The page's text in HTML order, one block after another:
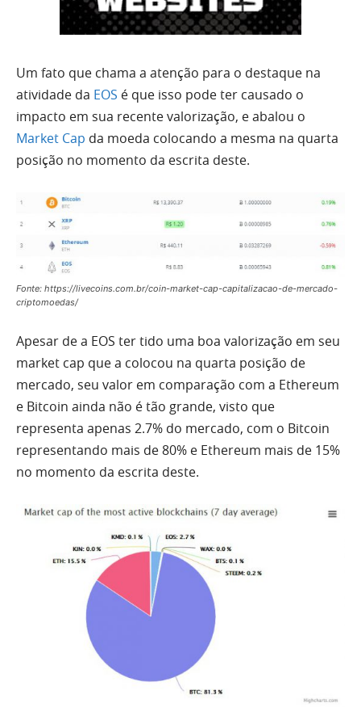
Um fato que chama a atenção para o destaque na
atividade da EOS é que isso pode ter causado o
impacto em sua recente valorização, e abalou o
Market Cap da moeda colocando a mesma na quarta
posição no momento da escrita deste.
Fonte: https://livecoins.com.br/coin-market-cap-capitalizacao-de-mercado-
criptomoedas/
Apesar de a EOS ter tido uma boa valorização em seu
market cap que a colocou na quarta posição de
mercado, seu valor em comparação com a Ethereum
e Bitcoin ainda não é tão grande, visto que
representa apenas 2.7% do mercado, com o Bitcoin
representando mais de 80% e Ethereum mais de 15%
no momento da escrita deste.